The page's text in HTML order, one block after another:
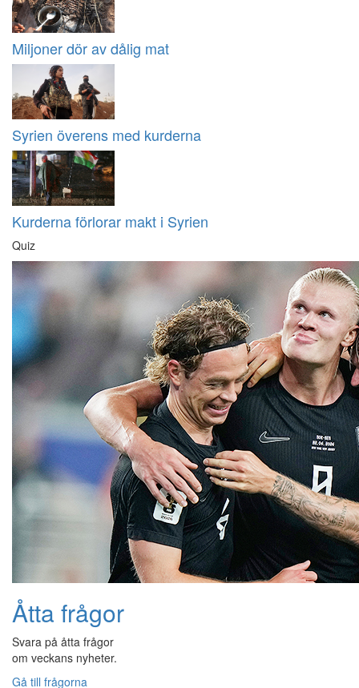
Miljoner dör av dålig mat
Syrien överens med kurderna
Kurderna förlorar makt i Syrien
Quiz
Åtta frågor
Svara på åtta frågor
om veckans nyheter.
Gå till frågorna